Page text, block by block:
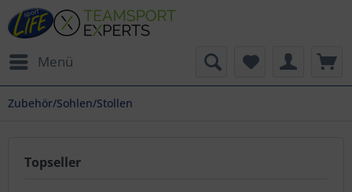
Menü
Zubehör/Sohlen/Stollen
Topseller